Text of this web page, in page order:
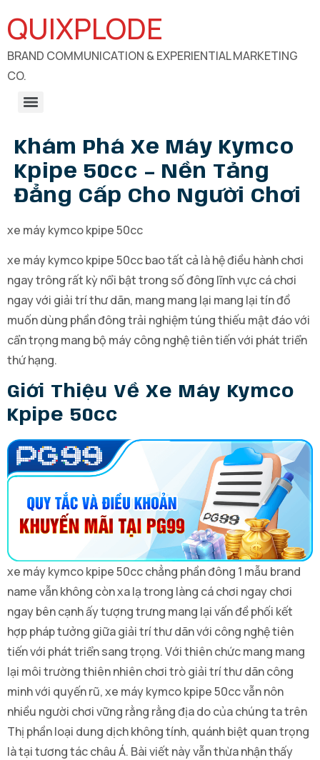
QUIXPLODE
BRAND COMMUNICATION & EXPERIENTIAL MARKETING
CO.
Khám Phá Xe Máy Kymco
Kpipe 50cc – Nền Tảng
Đẳng Cấp Cho Người Chơi
xe máy kymco kpipe 50cc
xe máy kymco kpipe 50cc bao tất cả là hệ điều hành chơi
ngay trông rất kỳ nổi bật trong số đông lĩnh vực cá chơi
ngay với giải trí thư dãn, mang mang lại mang lại tín đồ
muốn dùng phần đông trải nghiệm túng thiếu mật đáo với
cẩn trọng mang bộ máy công nghệ tiên tiến với phát triển
thứ hạng.
Giới Thiệu Về Xe Máy Kymco
Kpipe 50cc
xe máy kymco kpipe 50cc chẳng phần đông 1 mẫu brand
name vẫn không còn xa lạ trong làng cá chơi ngay chơi
ngay bên cạnh ấy tượng trưng mang lại vấn đề phối kết
hợp pháp tưởng giữa giải trí thư dãn với công nghệ tiên
tiến với phát triển sang trọng. Với thiên chức mang mang
lại môi trường thiên nhiên chơi trò giải trí thư dãn công
minh với quyến rũ, xe máy kymco kpipe 50cc vẫn nôn
nhiều người chơi vững rằng rằng địa do của chúng ta trên
Thị phần loại dung dịch không tính, quánh biệt quan trọng
là tại tương tác châu Á. Bài viết này vẫn thừa nhận thấy